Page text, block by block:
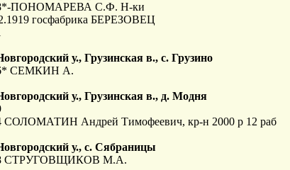
ПОНОМАРЕВА С.Ф. Н-ки
госфабрика БЕРЕЗОВЕЦ
у., Грузинская в., с. Грузино
СЕМКИН А.
у., Грузинская в., д. Модня
СОЛОМАТИН Андрей Тимофеевич, кр-н 2000 р 12 раб
у., с. Сябраницы
СТРУГОВЩИКОВ М.А.